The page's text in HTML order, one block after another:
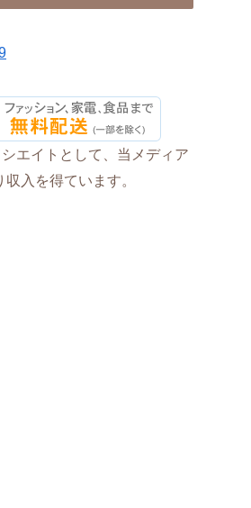
エイトとして、当メディア
入を得ています。